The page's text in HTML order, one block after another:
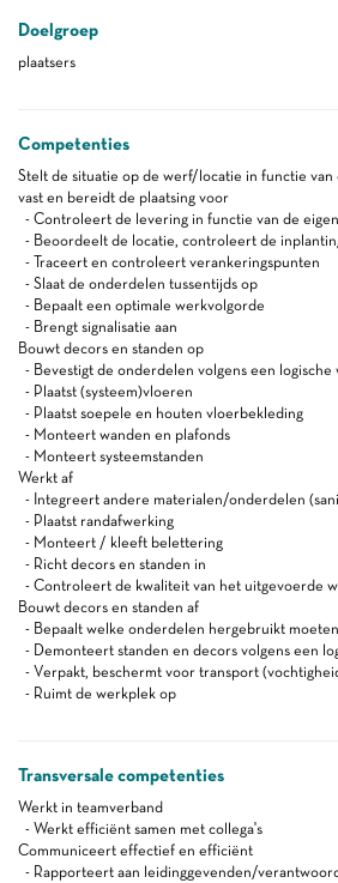
Doelgroep
plaatsers
Competenties
Stelt de situatie op de werf/locatie in functie van
vast en bereidt de plaatsing voor
- Controleert de levering in functie van de
- Beoordeelt de locatie, controleert de
- Traceert en controleert verankeringspunten
- Slaat de onderdelen tussentijds op
- Bepaalt een optimale werkvolgorde
- Brengt signalisatie aan
Bouwt decors en standen op
- Bevestigt de onderdelen volgens een
- Plaatst (systeem)vloeren
- Plaatst soepele en houten vloerbekleding
- Monteert wanden en plafonds
- Monteert systeemstanden
Werkt af
- Integreert andere materialen/onderdelen
- Plaatst randafwerking
- Monteert / kleeft belettering
- Richt decors en standen in
- Controleert de kwaliteit van het uitgevoerde
Bouwt decors en standen af
- Bepaalt welke onderdelen hergebruikt
- Demonteert standen en decors volgens een
- Verpakt, beschermt voor transport
- Ruimt de werkplek op
Transversale competenties
Werkt in teamverband
- Werkt efficiënt samen met collega's
Communiceert effectief en efficiënt
- Rapporteert aan leidinggevenden/